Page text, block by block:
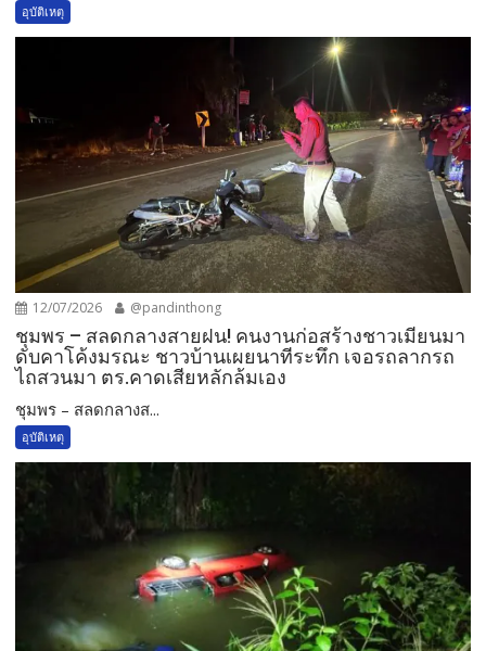
อุบัติเหตุ
12/07/2026 @pandinthong
ชุมพร – สลดกลางสายฝน! คนงานก่อสร้างชาวเมียนมา
ดับคาโค้งมรณะ ชาวบ้านเผยนาทีระทึก เจอรถลากรถ
ไถสวนมา ตร.คาดเสียหลักล้มเอง
ชุมพร – สลดกลางส...
อุบัติเหตุ